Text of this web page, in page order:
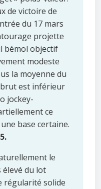
de victoire de
du 17 mars
projette
bémol objectif
modeste
la moyenne du
brut est inférieur
jockey-
ce
base certaine.
le
élevé du lot
régularité solide